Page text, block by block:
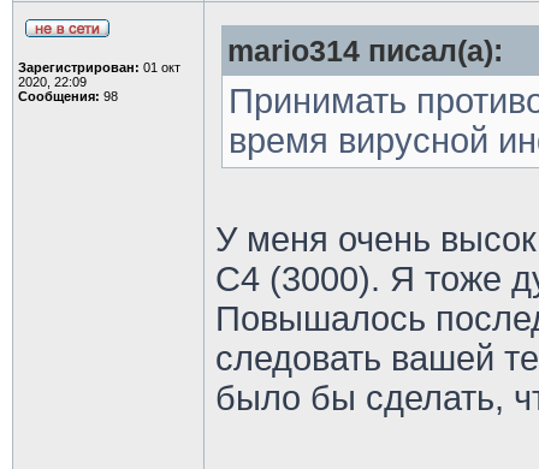
Зарегистрирован: 01 окт
2020, 22:09
Сообщения: 98
mario314 писал(а):
Принимать
время вирусной
У меня очень
C4 (3000). Я тоже
Повышалось
следовать вашей
было бы сделать,